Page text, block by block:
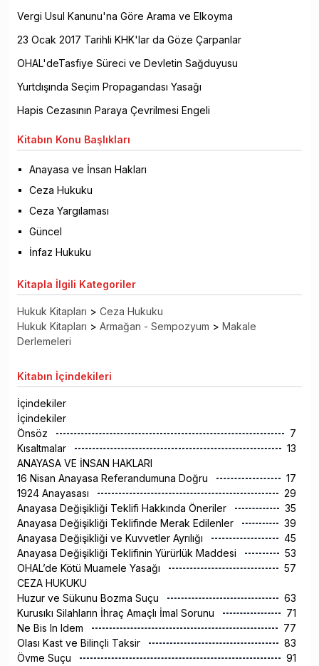
Vergi Usul Kanunu'na Göre Arama ve Elkoyma
23 Ocak 2017 Tarihli KHK'lar da Göze Çarpanlar
OHAL'deTasfiye Süreci ve Devletin Sağduyusu
Yurtdışında Seçim Propagandası Yasağı
Hapis Cezasının Paraya Çevrilmesi Engeli
Kitabın Konu Başlıkları
Anayasa ve İnsan Hakları
Ceza Hukuku
Ceza Yargılaması
Güncel
İnfaz Hukuku
Kitapla İlgili Kategoriler
Hukuk Kitapları > Ceza Hukuku
Hukuk Kitapları > Armağan - Sempozyum > Makale
Derlemeleri
Kitabın İçindekileri
İçindekiler
İçindekiler
Önsöz
7
Kısaltmalar
13
ANAYASA VE İNSAN HAKLARI
16 Nisan Anayasa Referandumuna Doğru
17
1924 Anayasası
29
Anayasa Değişikliği Teklifi Hakkında Öneriler
35
Anayasa Değişikliği Teklifinde Merak Edilenler
39
Anayasa Değişikliği ve Kuvvetler Ayrılığı
45
Anayasa Değişikliği Teklifinin Yürürlük Maddesi
53
OHAL’de Kötü Muamele Yasağı
57
CEZA HUKUKU
Huzur ve Sükunu Bozma Suçu
63
Kurusıkı Silahların İhraç Amaçlı İmal Sorunu
71
Ne Bis In Idem
77
Olası Kast ve Bilinçli Taksir
83
Övme Suçu
91